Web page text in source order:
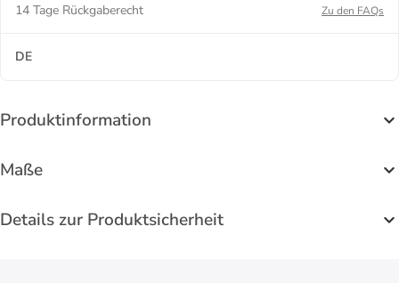
14 Tage Rückgaberecht
Zu den FAQs
DE
Produktinformation
Maße
Details zur Produktsicherheit